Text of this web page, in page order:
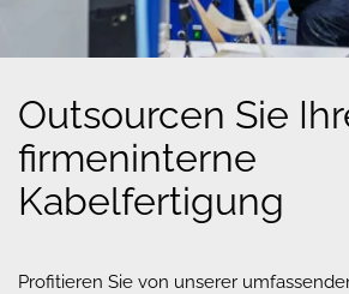
Outsourcen Sie
firmeninterne
Kabelfertigung
Profitieren Sie von unserer